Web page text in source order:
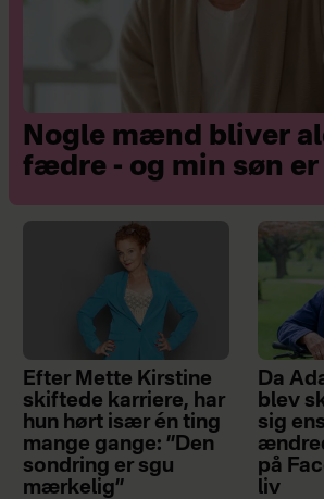
Nogle mænd bliver
fædre - og min søn er
Efter Mette Kirstine
skiftede karriere, har
hun hørt især én ting
mange gange: ”Den
sondring er sgu
mærkelig”
Da
blev
sig
på
liv